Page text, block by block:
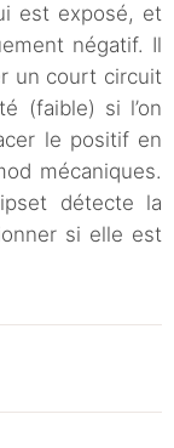
est exposé, et
négatif. Il
un court circuit
(faible) si l’on
le positif en
mécaniques.
détecte la
si elle est